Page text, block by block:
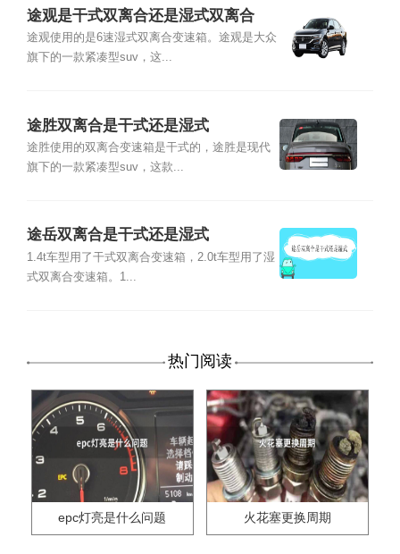
途观是干式双离合还是湿式双离合
途观使用的是6速湿式双离合变速箱。途观是大众
旗下的一款紧凑型suv，这...
途胜双离合是干式还是湿式
途胜使用的双离合变速箱是干式的，途胜是现代
旗下的一款紧凑型suv，这款...
途岳双离合是干式还是湿式
1.4t车型用了干式双离合变速箱，2.0t车型用了湿
式双离合变速箱。1...
热门阅读
epc灯亮是什么问题 火花塞更换周期